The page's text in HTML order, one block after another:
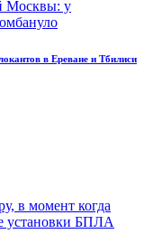
в Ереване и Тбилиси